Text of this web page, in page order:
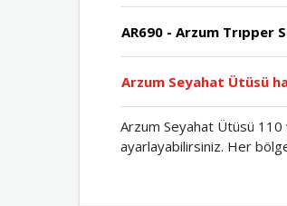
AR690 - Arzum Trıpper
Arzum Seyahat Ütüsü
Arzum Seyahat Ütüsü
ayarlayabilirsiniz. Her